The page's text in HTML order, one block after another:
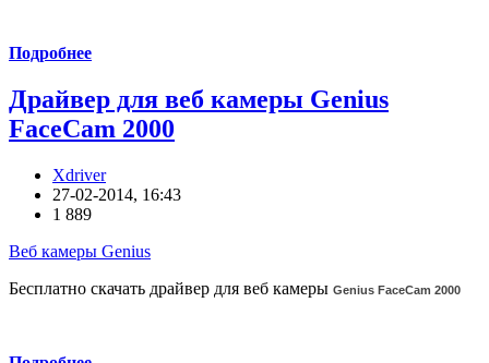
Подробнее
Драйвер для веб камеры Genius
FaceCam 2000
Xdriver
27-02-2014, 16:43
1 889
Веб камеры Genius
Бесплатно скачать драйвер для веб камеры Genius FaceCam 2000